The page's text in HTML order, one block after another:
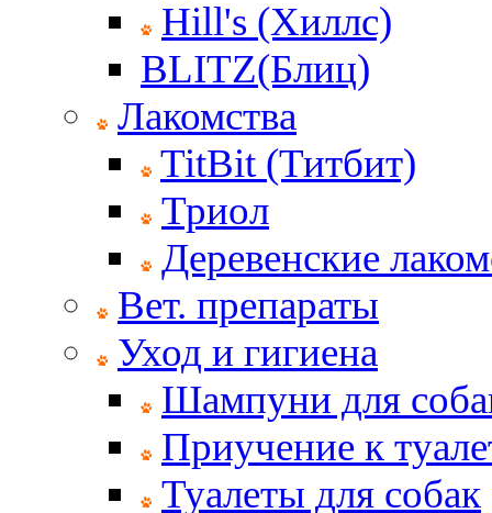
Hill's (Хиллс)
BLITZ(Блиц)
Лакомства
TitBit (Титбит)
Триол
Деревенские
Вет. препараты
Уход и гигиена
Шампуни для
Приучение к
Туалеты для собак